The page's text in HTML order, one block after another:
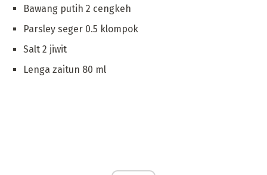
Bawang putih 2 cengkeh
Parsley seger 0.5 klompok
Salt 2 jiwit
Lenga zaitun 80 ml